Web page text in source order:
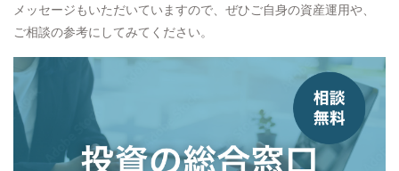
メッセージもいただいていますので、ぜひご自身の資産運用や、
ご相談の参考にしてみてください。